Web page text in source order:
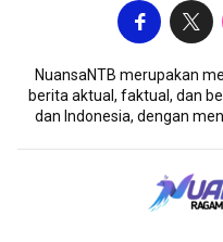
NuansaNTB merupakan
berita aktual, faktual, dan
dan Indonesia, dengan